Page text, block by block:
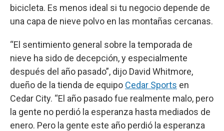
bicicleta. Es menos ideal si tu negocio depende de
una capa de nieve polvo en las montañas cercanas.
“El sentimiento general sobre la temporada de
nieve ha sido de decepción, y especialmente
después del año pasado”, dijo David Whitmore,
dueño de la tienda de equipo Cedar Sports en
Cedar City. “El año pasado fue realmente malo, pero
la gente no perdió la esperanza hasta mediados de
enero. Pero la gente este año perdió la esperanza